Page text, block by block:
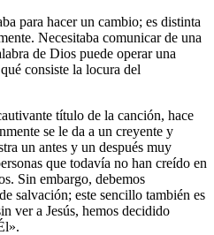
para hacer un cambio; es distinta
Necesitaba comunicar de una
de Dios puede operar una
consiste la locura del
título de la canción, hace
se le da a un creyente y
un antes y un después muy
que todavía no han creído en
Sin embargo, debemos
salvación; este sencillo también es
ver a Jesús, hemos decidido